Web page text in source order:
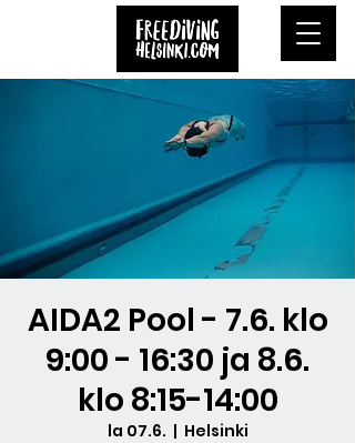
AIDA2 Pool - 7.6. klo
9:00 - 16:30 ja 8.6.
klo 8:15-14:00
la 07.6.
  |
Helsinki